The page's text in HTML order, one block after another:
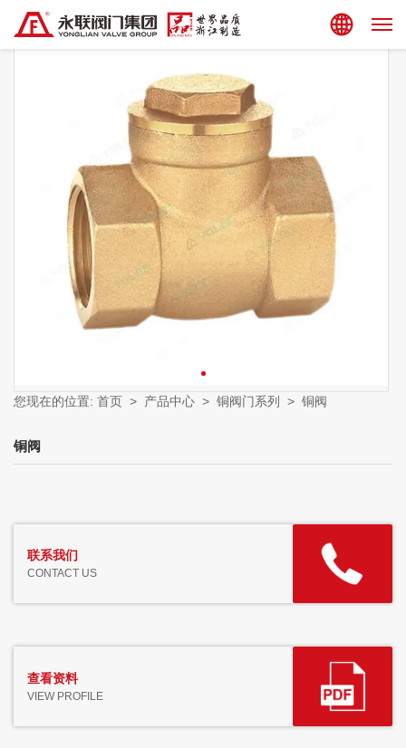
集团站点
您现在的位置: 首页 > 产品中心 > 铜阀门系列 > 铜阀
铜阀
联系我们
CONTACT US
查看资料
VIEW PROFILE